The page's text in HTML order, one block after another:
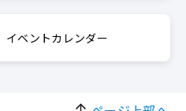
イベントカレンダー